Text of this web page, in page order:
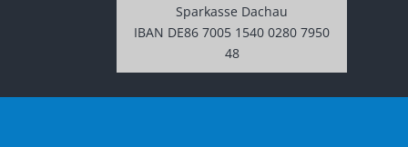
Sparkasse Dachau
IBAN DE86 7005 1540 0280 7950
48